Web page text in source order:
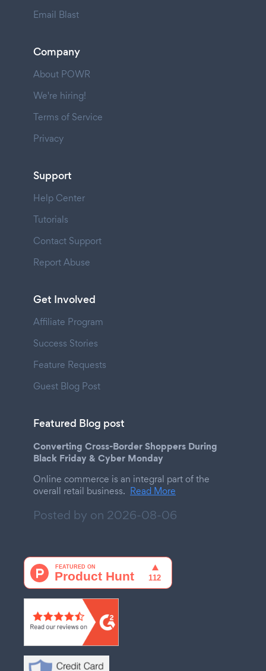
Email Blast
Company
About POWR
We're hiring!
Terms of Service
Privacy
Support
Help Center
Tutorials
Contact Support
Report Abuse
Get Involved
Affiliate Program
Success Stories
Feature Requests
Guest Blog Post
Featured Blog post
Converting Cross-Border Shoppers During
Black Friday & Cyber Monday
Online commerce is an integral part of the
overall retail business. Read More
Posted by on 2026-08-06